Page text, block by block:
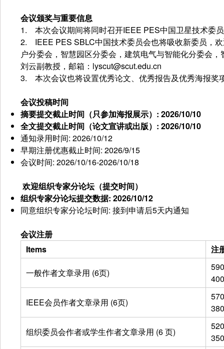
会议颁奖与重要信息
1. 本次会议期间将同时召开IEEE PES中国卫星技术委
2. IEEE PES SBLC中国技术委员会也将吸收新委员，
户分委会，智慧园区分委会，建筑电气与智能化分委会
刘云副教授，邮箱：lyscut@scut.edu.cn
3. 本次会议也将设置优秀论文、优秀报告及优秀海报奖
会议投稿时间
摘要提交截止时间（只参加海报展示） : 2026/10/10
全文提交截止时间（论文宣讲或出版） : 2026/10/10
通知录用时间: 2026/10/12
早期注册优惠截止时间: 2026/9/15
会议时间: 2026/10/16-2026/10/18
欢迎组织专家分论坛（提交时间）
组织专家分论坛提交数据: 2026/10/12
同意组织专家分论坛时间: 接到申请后5天内通知
会议注册
Items
注
一般作者文章录用 (6页)
IEEE会员作者文章录用 (6页)
组织委员会作者或学生作者文章录用 (6 页)